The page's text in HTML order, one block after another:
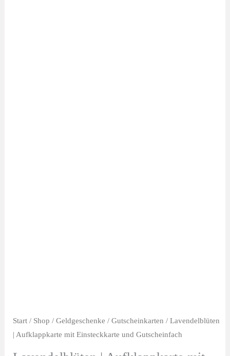
Start/ Shop / Geldgeschenke / Gutscheinkarten / Lavendelblüten
| Aufklappkarte mit Einsteckkarte und Gutscheinfach